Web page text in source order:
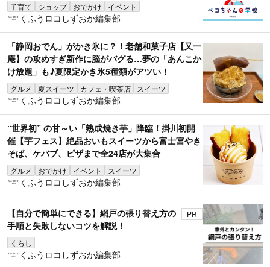
子育て ショップ おでかけ イベント
くふうロコしずおか編集部
「静岡おでん」がかき氷に？！老舗和菓子店【又一
庵】の攻めすぎ新作に脳がバグる…夢の「あんこか
け放題」も♪夏限定かき氷5種類がアツい！
グルメ 夏スイーツ カフェ・喫茶店 スイーツ
くふうロコしずおか編集部
“世界初” の甘～い「熟成焼き芋」降臨！掛川初開
催【芋フェス】絶品おいもスイーツから富士宮やき
そば、ケバブ、ピザまで全24店が大集合
グルメ おでかけ イベント スイーツ
くふうロコしずおか編集部
【自分で簡単にできる】網戸の張り替え方の
手順と失敗しないコツを解説！
くらし
PR
くふうロコしずおか編集部